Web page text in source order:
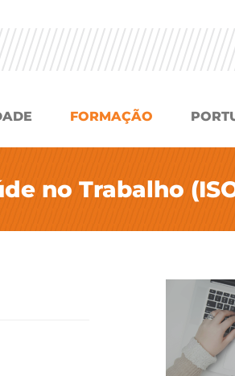
FORMAÇÃO
no Trabalho